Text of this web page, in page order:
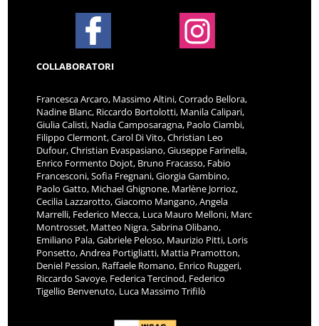
COLLABORATORI
Francesca Arcaro, Massimo Altini, Corrado Bellora,
Nadine Blanc, Riccardo Bortolotti, Manila Calipari,
Giulia Calisti, Nadia Camposaragna, Paolo Ciambi,
Filippo Clermont, Carol Di Vito, Christian Leo
Dufour, Christian Evaspasiano, Giuseppe Farinella,
Enrico Formento Dojot, Bruno Fracasso, Fabio
Francesconi, Sofia Fregnani, Giorgia Gambino,
Paolo Gatto, Michael Ghignone, Marlène Jorrioz,
Cecilia Lazzarotto, Giacomo Mangano, Angela
Marrelli, Federico Mecca, Luca Mauro Melloni, Marc
Montrosset, Matteo Nigra, Sabrina Olibano,
Emiliano Pala, Gabriele Peloso, Maurizio Pitti, Loris
Ponsetto, Andrea Portigliatti, Mattia Pramotton,
Deniel Pession, Raffaele Romano, Enrico Ruggeri,
Riccardo Savoye, Federica Tercinod, Federico
Tigellio Benvenuto, Luca Massimo Trifilò